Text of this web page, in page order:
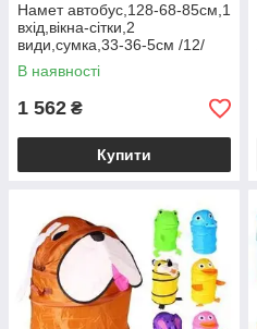
Намет автобус,128-68-85см,1
вхід,вікна-сітки,2
види,сумка,33-36-5см /12/
В наявності
1 562 ₴
Купити